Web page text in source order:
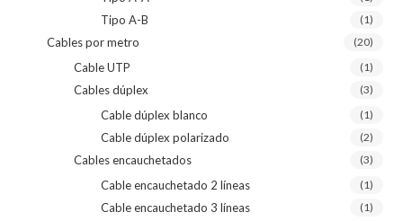
Tipo A-B (1)
Cables por metro (20)
Cable UTP (1)
Cables dúplex (3)
Cable dúplex blanco (1)
Cable dúplex polarizado (2)
Cables encauchetados (3)
Cable encauchetado 2 líneas (1)
Cable encauchetado 3 líneas (1)